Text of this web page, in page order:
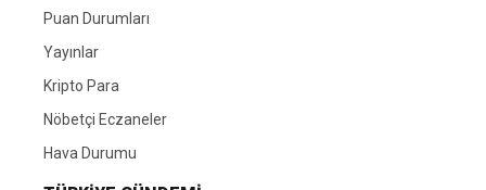
Puan Durumları
Yayınlar
Kripto Para
Nöbetçi Eczaneler
Hava Durumu